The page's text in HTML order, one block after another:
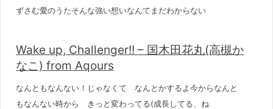
ずさむ愛のうたそんな強い想いなんてまだわからない
Wake up, Challenger!! – 国木田花丸(高槻か
なこ) from Aqours
なんともなんない！じゃなくて なんとかするよ今からなんと
もなんない時から きっと変わってる(成長してる、ね